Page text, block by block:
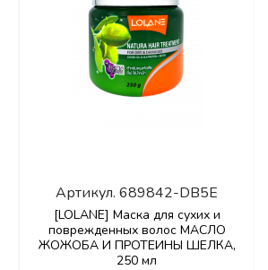
Артикул.689842-DB5E
[LOLANE] Маска для сухих и
поврежденных волос МАСЛО
ЖОЖОБА И ПРОТЕИНЫ ШЕЛКА,
250 мл